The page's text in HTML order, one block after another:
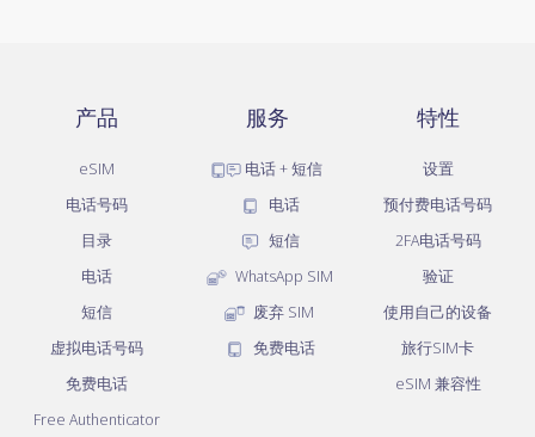
产品
eSIM
电话号码
目录
电话
短信
虚拟电话号码
免费电话
Free Authenticator
服务
电话 + 短信
电话
短信
WhatsApp SIM
废弃 SIM
免费电话
特性
设置
预付费电话号码
2FA电话号码
验证
使用自己的设备
旅行SIM卡
eSIM 兼容性